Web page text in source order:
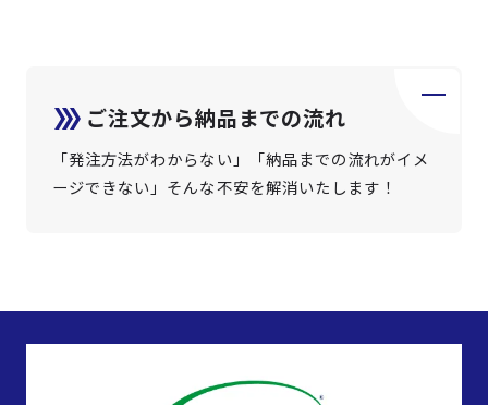
ご注文から納品までの流れ
「発注方法がわからない」「納品までの流れがイメ
ージできない」そんな不安を解消いたします！